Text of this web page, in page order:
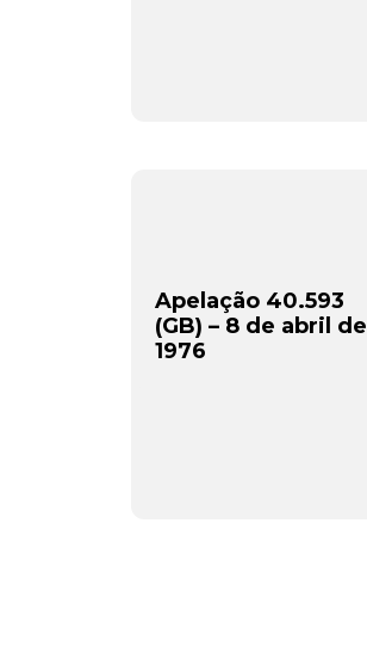
Apelação 40.593
(GB) – 8 de abril de
1976